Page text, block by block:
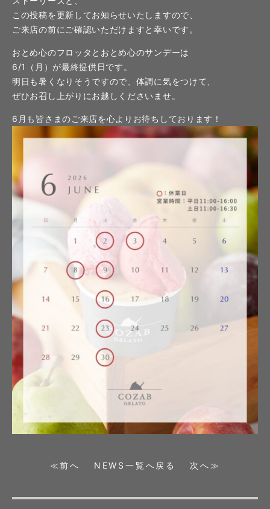
この投稿を更新してお知らせいたしますので、
ご来店の前にご確認いただけますと幸いです。
おとめ心のフロッタとおとめ心のサンデーは
6/1（月）が最終提供日です。
明日も暑くなりそうですので、体調に気をつけて、
ぜひお召し上がりにお越しくださいませ。
6月も皆さまのご来店を心よりお待ちしております！
≪前へ NEWS一覧へ戻る 次へ≫